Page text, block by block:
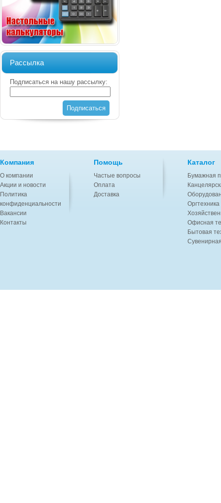
Рассылка
Подписаться на нашу рассылку:
Подписаться
Компания
О компании
Акции и новости
Политика
конфиденциальности
Вакансии
Контакты
Помощь
Частые вопросы
Оплата
Доставка
Каталог
Бумажная
Офисная
Бытовая